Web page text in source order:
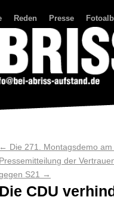
Reden Presse
← Die 271. Montagsdemo am
Pressemitteilung der
S21 →
Die CDU